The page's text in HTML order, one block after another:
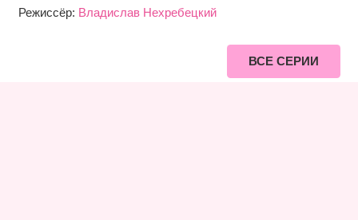
Режиссёр: Владислав Нехребецкий
ВСЕ СЕРИИ